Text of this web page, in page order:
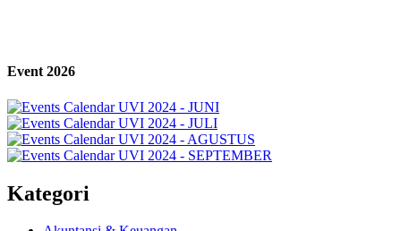
Event 2026
Kategori